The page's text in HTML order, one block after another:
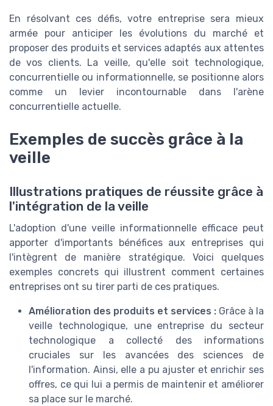
En résolvant ces défis, votre entreprise sera mieux
armée pour anticiper les évolutions du marché et
proposer des produits et services adaptés aux attentes
de vos clients. La veille, qu'elle soit technologique,
concurrentielle ou informationnelle, se positionne alors
comme un levier incontournable dans l'arène
concurrentielle actuelle.
Exemples de succès grâce à la
veille
Illustrations pratiques de réussite grâce à
l'intégration de la veille
L'adoption d'une veille informationnelle efficace peut
apporter d'importants bénéfices aux entreprises qui
l'intègrent de manière stratégique. Voici quelques
exemples concrets qui illustrent comment certaines
entreprises ont su tirer parti de ces pratiques.
Amélioration des produits et services : Grâce à la
veille technologique, une entreprise du secteur
technologique a collecté des informations
cruciales sur les avancées des sciences de
l'information. Ainsi, elle a pu ajuster et enrichir ses
offres, ce qui lui a permis de maintenir et améliorer
sa place sur le marché.